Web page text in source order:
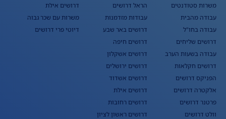
משרות סטודנטים
עבודה מהבית
עבודה בחו"ל
דרושים שליחים
עבודה בשעות הערב
דרושים חקלאות
הפניקס דרושים
אלקטרה דרושים
פרטנר דרושים
וולט דרושים
הראל דרושים
עבודות מזדמנות
דרושים באר שבע
דרושים חיפה
דרושים אשקלון
דרושים ירושלים
דרושים אשדוד
דרושים אילת
דרושים רחובות
דרושים ראשון לציון
דרושים אילת
משרות עם שכר גבוה
דיוטי פרי דרושים